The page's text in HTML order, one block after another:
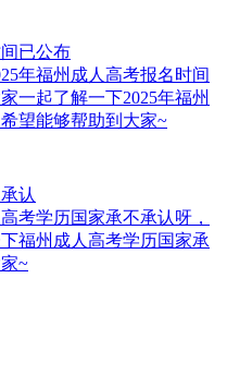
已公布
年福州成人高考报名时间
一起了解一下2025年福州
望能够帮助到大家~
认
考学历国家承不承认呀，
福州成人高考学历国家承
~